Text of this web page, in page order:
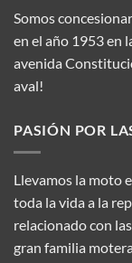
Somos
en el año 1953 en
avenida
aval!
PASIÓN POR
Llevamos la moto
toda la vida a la
relacionado con
gran familia